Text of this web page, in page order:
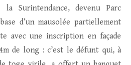
Surintendance, devenu Parc
d’un mausolée partiellement
avec une inscription en façade
de long : c’est le défunt qui, à